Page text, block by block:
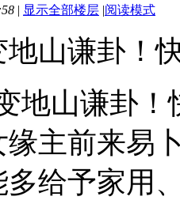
| 显示全部楼层 |阅读模式
山谦卦！
缘主前来易
给予家用